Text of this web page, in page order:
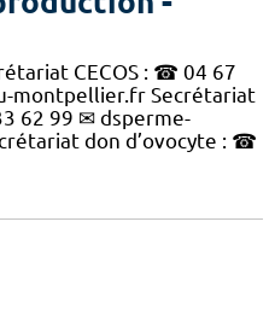
CECOS : ☎ 04 67
montpellier.fr Secrétariat
62 99 ✉ dsperme-
don d’ovocyte : ☎